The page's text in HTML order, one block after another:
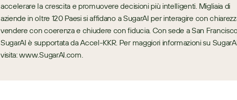
accelerare la crescita e promuovere decisioni più intelligenti. Migliaia di
aziende in oltre 120 Paesi si affidano a SugarAI per interagire con
vendere con coerenza e chiudere con fiducia. Con sede a San
SugarAI è supportata da Accel-KKR. Per maggiori informazioni su
visita: www.SugarAI.com.